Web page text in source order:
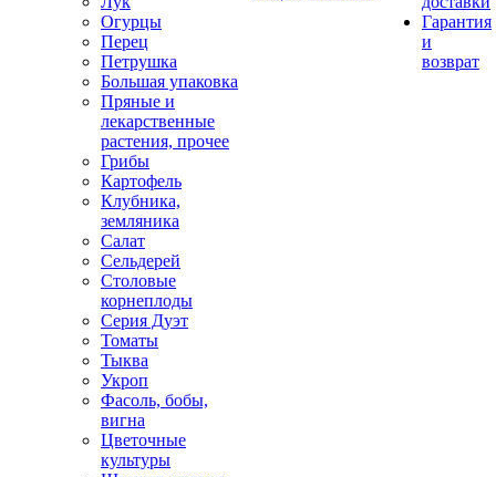
Огурцы
Перец
Петрушка
Большая упаковка
Пряные и
лекарственные
растения, прочее
Грибы
Картофель
Клубника,
земляника
Салат
Сельдерей
Столовые
корнеплоды
Серия Дуэт
Томаты
Тыква
Укроп
Фасоль, бобы,
вигна
Цветочные
культуры
Гарантия
и
возврат